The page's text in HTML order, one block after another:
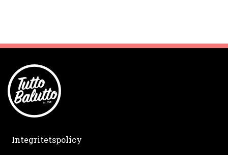
Integritetspolicy